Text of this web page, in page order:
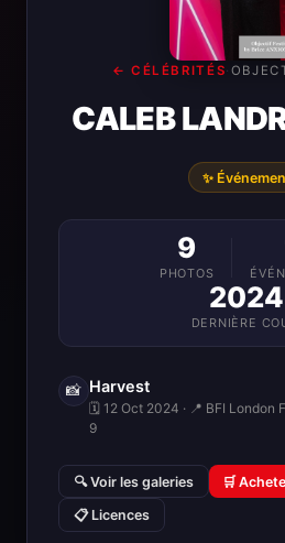
← CÉLÉBRITÉS·
CALEB
✨
9
PHOTOS
2024
DERNIÈRE
📸 Harvest
🗓 12 Oct 2024 · 📍 BFI London
9
🔍 Voir les galeries 🛒
📋 Licences